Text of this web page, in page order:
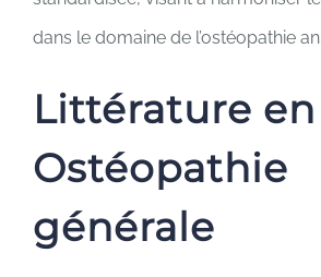
dans le domaine de l’ostéopathie
Littérature en
Ostéopathie
générale